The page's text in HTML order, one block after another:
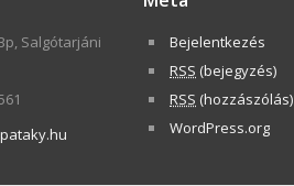
Salgótarjáni
Bejelentkezés
RSS (bejegyzés)
RSS (hozzászólás)
WordPress.org